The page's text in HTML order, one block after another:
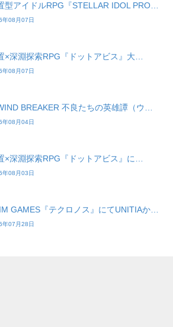
型アイドルRPG『STELLAR IDOL PRO…
年08月07日
×深淵探索RPG『ドットアビス』大…
年08月07日
BREAKER 不良たちの英雄譚（ウ…
年08月04日
×深淵探索RPG『ドットアビス』に…
年08月03日
GAMES『テクロノス』にてUNITIAか…
年07月28日